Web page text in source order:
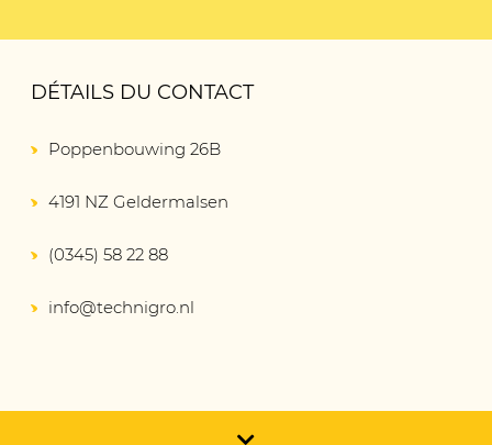
DÉTAILS DU CONTACT
Poppenbouwing 26B
4191 NZ Geldermalsen
(0345) 58 22 88
info@technigro.nl